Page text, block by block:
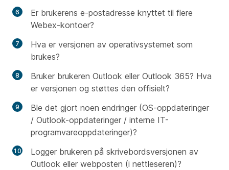
Er brukerens e-postadresse knyttet til flere
Webex-kontoer?
Hva er versjonen av operativsystemet som
brukes?
Bruker brukeren Outlook eller Outlook 365? Hva
er versjonen og støttes den offisielt?
Ble det gjort noen endringer (OS-oppdateringer
/ Outlook-oppdateringer / interne IT-
programvareoppdateringer)?
Logger brukeren på skrivebordsversjonen av
Outlook eller webposten (i nettleseren)?